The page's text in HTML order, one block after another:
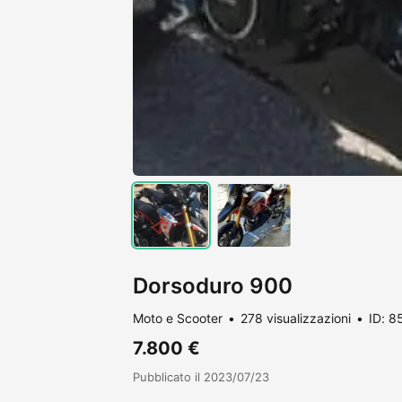
Dorsoduro 900
Moto e Scooter 278 visualizzazioni ID:
7.800 €
Pubblicato il 2023/07/23